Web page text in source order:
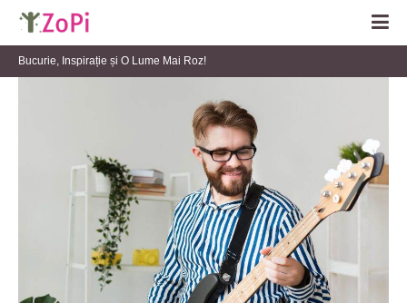
Bucurie, Inspirație și O Lume Mai Roz!